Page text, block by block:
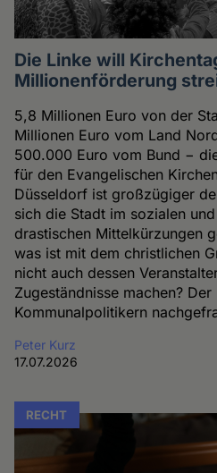
Die Linke will
Millionenförderung
5,8 Millionen Euro von der
Millionen Euro vom Land
500.000 Euro vom Bund −
für den Evangelischen
Düsseldorf ist großzügiger
sich die Stadt im sozialen
drastischen Mittelkürzungen
was ist mit dem christlichen
nicht auch dessen
Zugeständnisse machen?
Kommunalpolitikern
Peter Kurz
17.07.2026
RECHT